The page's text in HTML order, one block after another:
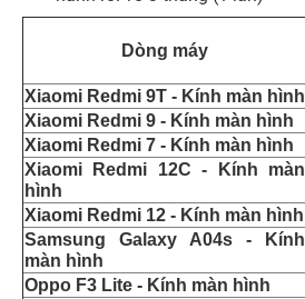
Dòng máy
Xiaomi Redmi 9T - Kính màn hình
Xiaomi Redmi 9 - Kính màn hình
Xiaomi Redmi 7 - Kính màn hình
Xiaomi Redmi 12C - Kính màn
hình
Xiaomi Redmi 12 - Kính màn hình
Samsung Galaxy A04s - Kính
màn hình
Oppo F3 Lite - Kính màn hình